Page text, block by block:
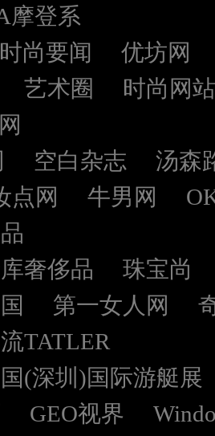
摩登系
尚要闻
优坊网
艺术圈
时尚网站
空白杂志
汤森
点网 牛男网
奢侈品
珠宝尚
第一女人网
TATLER
(深圳)国际游艇展
GEO视界